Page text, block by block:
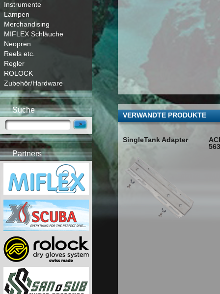
Instrumente
Lampen
Merchandising
MIFLEX Schläuche
Neopren
Reels etc.
Regler
ROLOCK
Zubehör/Hardware
Suche
Partners
VERWANDTE PRODUKTE
SingleTank Adapter